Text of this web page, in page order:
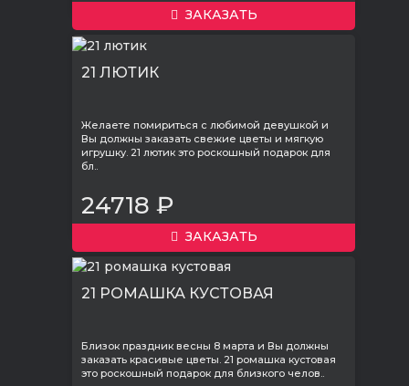
ЗАКАЗАТЬ
21 ЛЮТИК
Желаете помириться с любимой девушкой и
Вы должны заказать свежие цветы и мягкую
игрушку. 21 лютик это роскошный подарок для
бл..
24718 ₽
ЗАКАЗАТЬ
21 РОМАШКА КУСТОВАЯ
Близок праздник весны 8 марта и Вы должны
заказать красивые цветы. 21 ромашка кустовая
это роскошный подарок для близкого челов..